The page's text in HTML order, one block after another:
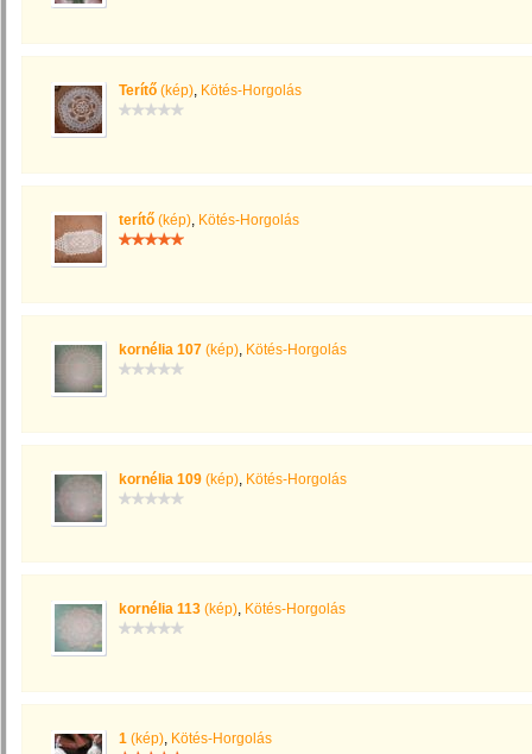
Terítő (kép), Kötés-Horgolás
terítő (kép), Kötés-Horgolás
kornélia 107 (kép), Kötés-Horgolás
kornélia 109 (kép), Kötés-Horgolás
kornélia 113 (kép), Kötés-Horgolás
1 (kép), Kötés-Horgolás